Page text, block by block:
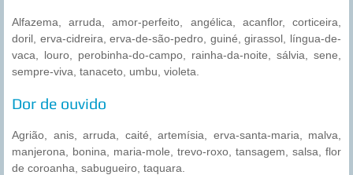
Alfazema, arruda, amor-perfeito, angélica, acanflor, corticeira,
doril, erva-cidreira, erva-de-são-pedro, guiné, girassol, língua-de-
vaca, louro, perobinha-do-campo, rainha-da-noite, sálvia, sene,
sempre-viva, tanaceto, umbu, violeta.
Dor de ouvido
Agrião, anis, arruda, caité, artemísia, erva-santa-maria, malva,
manjerona, bonina, maria-mole, trevo-roxo, tansagem, salsa, flor
de coroanha, sabugueiro, taquara.